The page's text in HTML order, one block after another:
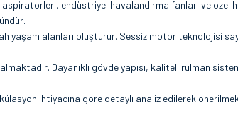
endüstriyel havalandırma fanları ve özel
yaşam alanları oluşturur. Sessiz motor teknolojisi
Dayanıklı gövde yapısı, kaliteli rulman
ihtiyacına göre detaylı analiz edilerek